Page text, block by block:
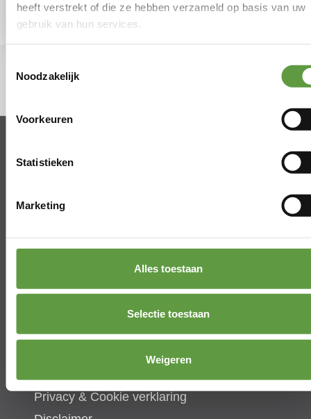
heeft verstrekt of die ze hebben verzameld op basis van uw
gebruik van hun services.
Noodzakelijk
Voorkeuren
Statistieken
Marketing
Alles toestaan
Selectie toestaan
Weigeren
terug naar het overzicht
Beliestraat 51
Privacy & Cookie verklaring